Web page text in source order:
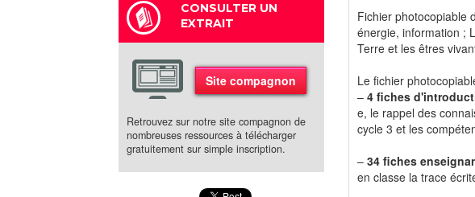
CONSULTER UN
EXTRAIT
Site compagnon
Retrouvez sur notre site compagnon de
nombreuses ressources à télécharger
gratuitement sur simple inscription.
Fichier photocopiable
énergie, information ;
Terre et les êtres
Le fichier
– 4 fiches
e, le rappel des
cycle 3 et les
– 34 fiches
en classe la trace